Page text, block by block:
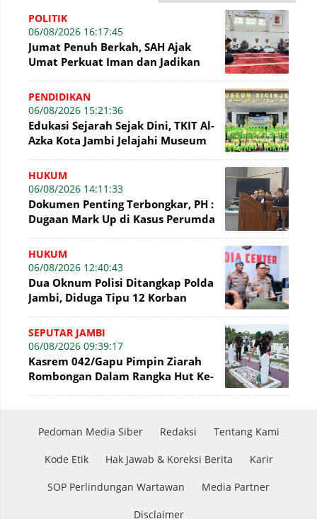
POLITIK
06/08/2026 16:17:45
Jumat Penuh Berkah, SAH Ajak
Umat Perkuat Iman dan Jadikan
Membangun Bangsa
PENDIDIKAN
06/08/2026 15:21:36
Edukasi Sejarah Sejak Dini, TKIT Al-
Azka Kota Jambi Jelajahi Museum
HUKUM
06/08/2026 14:11:33
Dokumen Penting Terbongkar, PH :
Dugaan Mark Up di Kasus Perumda
HUKUM
06/08/2026 12:40:43
Dua Oknum Polisi Ditangkap Polda
Jambi, Diduga Tipu 12 Korban
SEPUTAR JAMBI
06/08/2026 09:39:17
Kasrem 042/Gapu Pimpin Ziarah
Rombongan Dalam Rangka Hut Ke-
Pedoman Media Siber Redaksi Tentang Kami
Kode Etik Hak Jawab & Koreksi Berita Karir
SOP Perlindungan Wartawan Media Partner
Disclaimer